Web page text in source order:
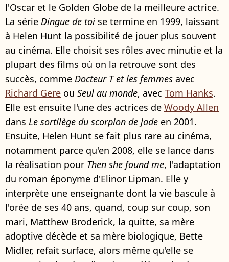
l'Oscar et le Golden Globe de la meilleure actrice.
La série Dingue de toi se termine en 1999, laissant
à Helen Hunt la possibilité de jouer plus souvent
au cinéma. Elle choisit ses rôles avec minutie et la
plupart des films où on la retrouve sont des
succès, comme Docteur T et les femmes avec
Richard Gere ou Seul au monde, avec Tom Hanks.
Elle est ensuite l'une des actrices de Woody Allen
dans Le sortilège du scorpion de jade en 2001.
Ensuite, Helen Hunt se fait plus rare au cinéma,
notamment parce qu'en 2008, elle se lance dans
la réalisation pour Then she found me, l'adaptation
du roman éponyme d'Elinor Lipman. Elle y
interprète une enseignante dont la vie bascule à
l'orée de ses 40 ans, quand, coup sur coup, son
mari, Matthew Broderick, la quitte, sa mère
adoptive décède et sa mère biologique, Bette
Midler, refait surface, alors même qu'elle se